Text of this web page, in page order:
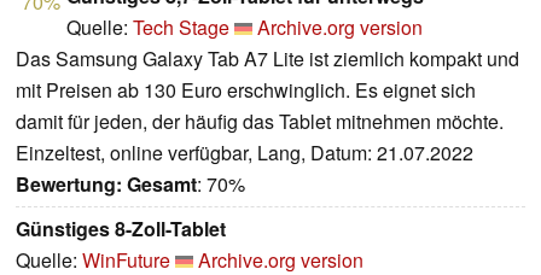
Quelle: Tech Stage
Archive.org version
Das Samsung Galaxy Tab A7 Lite ist ziemlich kompakt und
mit Preisen ab 130 Euro erschwinglich. Es eignet sich
damit für jeden, der häufig das Tablet mitnehmen möchte.
Einzeltest, online verfügbar, Lang, Datum: 21.07.2022
Bewertung: Gesamt: 70%
Günstiges 8-Zoll-Tablet
Quelle: WinFuture
Archive.org version